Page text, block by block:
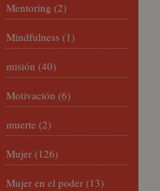
Mentoring (2)
Mindfulness (1)
misión (40)
Motivación (6)
muerte (2)
Mujer (126)
Mujer en el poder (13)